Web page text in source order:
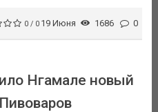
0 / 0 19 Июня 1686 0
Нгамале новый